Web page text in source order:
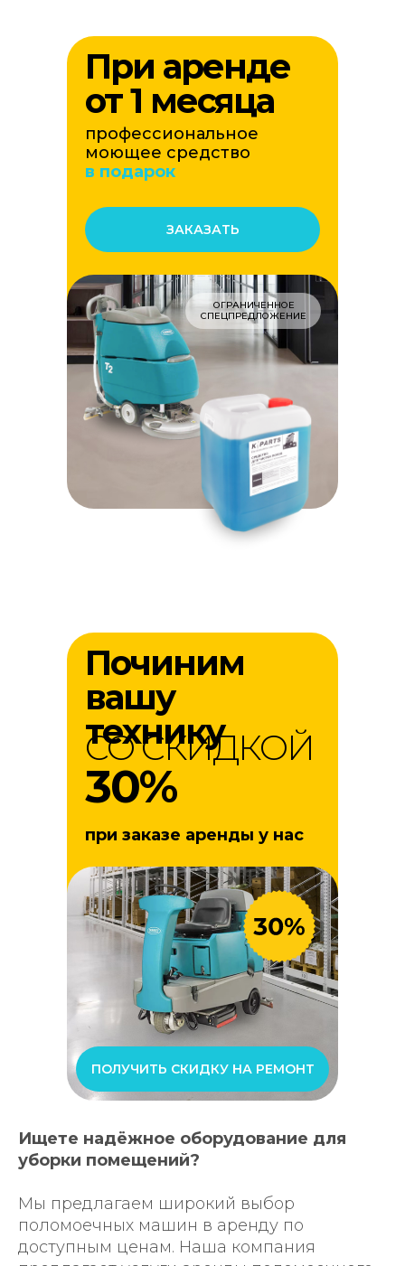
профессиональное
моющее средство
в подарок
При аренде
от 1 месяца
ОГРАНИЧЕННОЕ
СПЕЦПРЕДЛОЖЕНИЕ
ЗАКАЗАТЬ
Починим
вашу
технику
СО СКИДКОЙ
30%
при заказе аренды у нас
ПОЛУЧИТЬ СКИДКУ НА РЕМОНТ
Ищете надёжное оборудование для
уборки помещений?
Мы предлагаем широкий выбор
поломоечных машин в аренду по
доступным ценам. Наша компания